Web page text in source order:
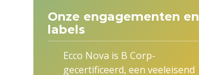
Onze engagementen en
labels
Ecco Nova is B Corp-
gecertificeerd, een veeleisend